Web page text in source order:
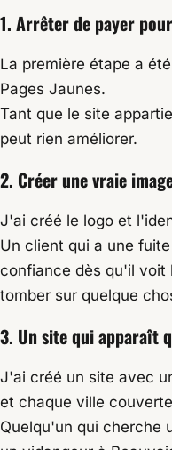
1. Arrêter de payer
La première étape a
Pages Jaunes.
Tant que le site
peut rien améliorer.
2. Créer une vraie
J'ai créé le logo et
Un client qui a une
confiance dès qu'il voit
tomber sur quelque
3. Un site qui apparaît
J'ai créé un site avec
et chaque ville
Quelqu'un qui cherche